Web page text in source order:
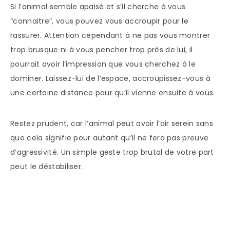
Si l’animal semble apaisé et s’il cherche à vous
“connaitre”, vous pouvez vous accroupir pour le
rassurer. Attention cependant à ne pas vous montrer
trop brusque ni à vous pencher trop près de lui, il
pourrait avoir l’impression que vous cherchez à le
dominer. Laissez-lui de l’espace, accroupissez-vous à
une certaine distance pour qu’il vienne ensuite à vous.
Restez prudent, car l’animal peut avoir l’air serein sans
que cela signifie pour autant qu’il ne fera pas preuve
d’agressivité. Un simple geste trop brutal de votre part
peut le déstabiliser.